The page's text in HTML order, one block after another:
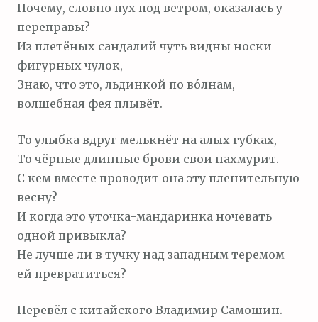
Почему, словно пух под ветром, оказалась у
переправы?
Из плетёных сандалий чуть видны носки
фигурных чулок,
Знаю, что это, льдинкой по во́лнам,
волшебная фея плывёт.
То улыбка вдруг мелькнёт на алых губках,
То чёрные длинные брови свои нахмурит.
С кем вместе проводит она эту пленительную
весну?
И когда это уточка-мандаринка ночевать
одной привыкла?
Не лучше ли в тучку над западным теремом
ей превратиться?
Перевёл с китайского Владимир Самошин.